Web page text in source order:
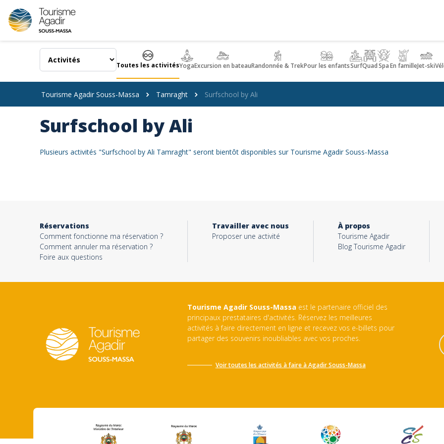
Panneau de gestion des cookies
Toutes les activitésYogaExcursion en bateauRandonnée & TrekPour les enfantsSurfQuadSpaEn familleJet-ski
Tourisme Agadir Souss-Massa Tamraght Surfschool by Ali
Surfschool by Ali
Plusieurs activités "Surfschool by Ali Tamraght" seront bientôt disponibles sur Tourisme Agadir Souss-Massa
Réservations
Comment fonctionne ma réservation ?
Comment annuler ma réservation ?
Foire aux questions
Travailler avec nous
Proposer une activité
À propos
Tourisme Agadir
Blog Tourisme Agadir
Tourisme Agadir Souss-Massa est le partenaire officiel des
principaux prestataires d'activités. Réservez les meilleures
activités à faire directement en ligne et recevez vos e-billets pour
partager des souvenirs inoubliables avec vos proches.
Voir toutes les activités à faire àAgadir Souss-Massa